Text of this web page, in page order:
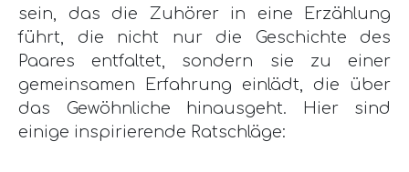
sein, das die Zuhörer in eine Erzählung
führt, die nicht nur die Geschichte des
Paares entfaltet, sondern sie zu einer
gemeinsamen Erfahrung einlädt, die über
das Gewöhnliche hinausgeht. Hier sind
einige inspirierende Ratschläge: